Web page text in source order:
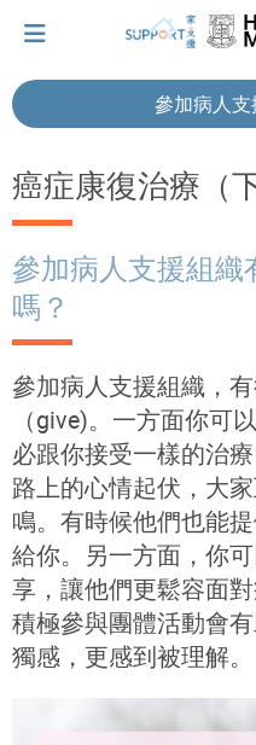
Let's take a break!
Tips and Resources
癌症康復治療（下
參加病人支
參加病人支援組織
嗎？
參加病人支援組織，
（give)。一方面你可
必跟你接受一樣的治
路上的心情起伏，大
鳴。有時候他們也能
給你。另一方面，你
享，讓他們更鬆容面
積極參與團體活動會
獨感，更感到被理解。